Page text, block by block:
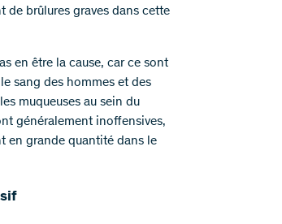
de brûlures graves dans cette
en être la cause, car ce sont
sang des hommes et des
muqueuses au sein du
généralement inoffensives,
en grande quantité dans le